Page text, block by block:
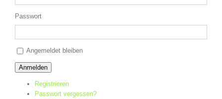
Passwort
Alternative:
Angemeldet bleiben
Anmelden
Registrieren
Passwort vergessen?